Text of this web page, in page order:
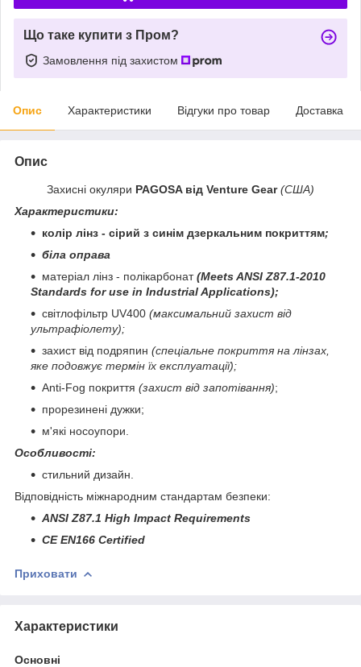
Що таке купити з Пром?
Замовлення під захистом
Опис Характеристики Відгуки про товар Доставка
Опис
Захисні окуляри PAGOSA від Venture Gear(США)
Характеристики:
колір лінз - сірий з синім дзеркальним покриттям;
біла оправа
матеріал лінз - полікарбонат(Meets ANSI Z87.1-2010
Standards for use in Industrial Applications);
світлофільтр UV400 (максимальний захист від
ультрафіолету);
захист від подряпин (спеціальне покриття на лінзах,
яке подовжує термін їх експлуатації);
Anti-Fog покриття (захист від запотівання);
прорезинені дужки;
м'які носоупори.
Особливості:
стильний дизайн.
Відповідність міжнародним стандартам безпеки:
ANSI Z87.1 High Impact Requirements
CE EN166 Certified
Приховати
Характеристики
Основні